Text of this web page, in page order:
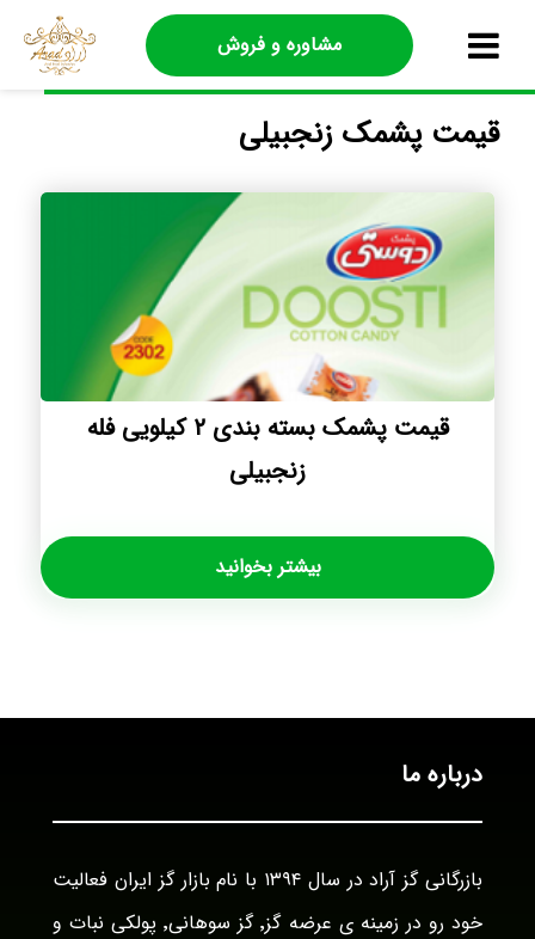
مشاوره و فروش
قیمت پشمک زنجبیلی
قیمت پشمک بسته بندی ۲ کیلویی فله
زنجبیلی
بیشتر بخوانید
درباره ما
بازرگانی گز آراد در سال ۱۳۹۴ با نام بازار گز ایران فعالیت
خود رو در زمینه ی عرضه گز٬ گز سوهانی٬ پولکی نبات و